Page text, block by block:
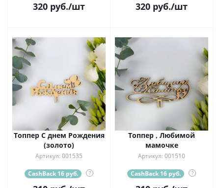
320 руб./шт 320 руб./шт
Топпер С днем Рождения
(золото)
Артикул: 001535
CashBack 16 руб. ?
Топпер , Любимой
мамочке
Артикул: 001510
CashBack 16 руб. ?